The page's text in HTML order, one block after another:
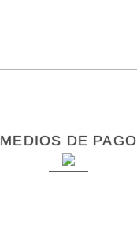
MEDIOS DE PAGO